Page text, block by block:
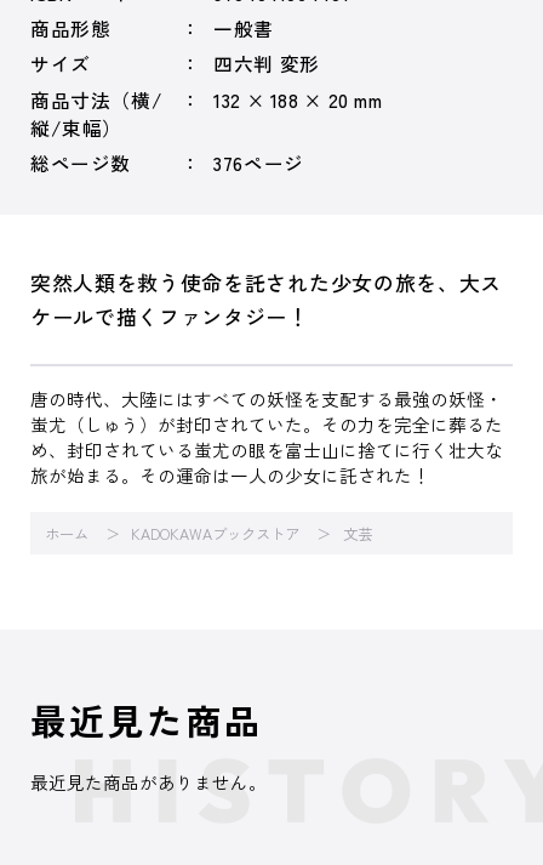
商品形態
一般書
サイズ
四六判 変形
商品寸法（横/
縦/束幅）
132 × 188 × 20 mm
総ページ数 376ページ
突然人類を救う使命を託された少女の旅を、大ス
ケールで描くファンタジー！
唐の時代、大陸にはすべての妖怪を支配する最強の妖怪・
蚩尤（しゅう）が封印されていた。その力を完全に葬るた
め、封印されている蚩尤の眼を富士山に捨てに行く壮大な
旅が始まる。その運命は一人の少女に託された！
ホーム KADOKAWAブックストア 文芸
最近見た商品
最近見た商品がありません。